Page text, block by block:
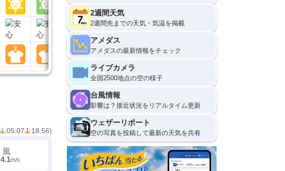
05:07 18:56)
風
4.1m/s
2週間天気
2週間先までの天気・気温を掲載
アメダス
アメダスの最新情報をチェック
ライブカメラ
全国2500地点の空の様子
台風情報
影響は？接近状況をリアルタイム更新
ウェザーリポート
空の写真を投稿して最新の天気を共有